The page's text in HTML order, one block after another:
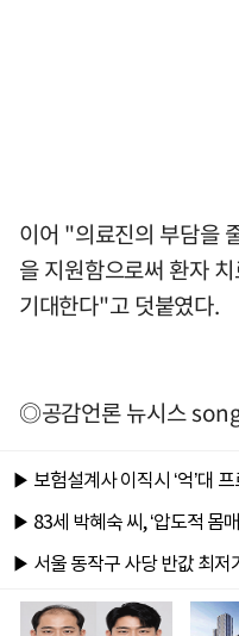
이어 "의료진의 부담을
을 지원함으로써 환자
기대한다"고 덧붙였다.
◎공감언론 뉴시스